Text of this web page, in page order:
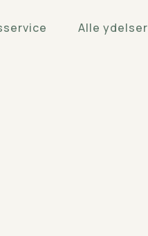
Alle ydelser